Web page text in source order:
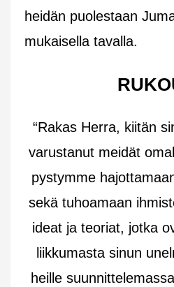
heidän puolestaan
mukaisella tavalla.
“Rakas Herra, kiitän
varustanut meidät
pystymme
sekä tuhoamaan
ideat ja teoriat, jotka
liikkumasta sinun
heille